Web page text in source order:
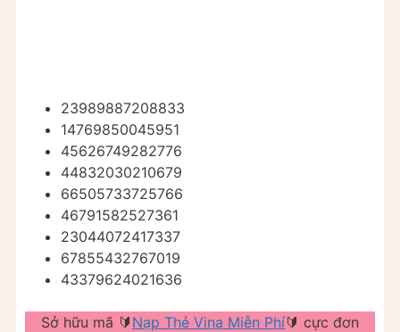
23989887208833
14769850045951
45626749282776
44832030210679
66505733725766
46791582527361
23044072417337
67855432767019
43379624021636
Sở hữu mã 🔰 Nạp Thẻ Vina Miễn Phí🔰 cực đơn